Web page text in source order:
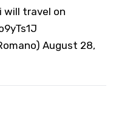
will travel on
August 28,